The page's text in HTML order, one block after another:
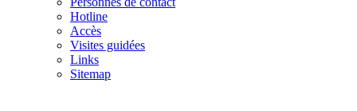
Hotline
Accès
Visites guidées
Links
Sitemap